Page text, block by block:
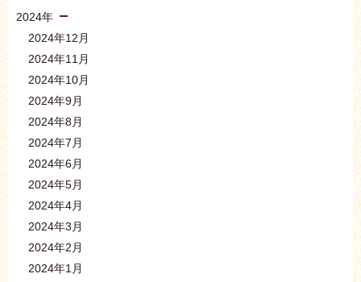
2024年
2024年12月
2024年11月
2024年10月
2024年9月
2024年8月
2024年7月
2024年6月
2024年5月
2024年4月
2024年3月
2024年2月
2024年1月